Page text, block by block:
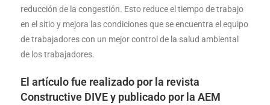
reducción de la congestión. Esto reduce el tiempo de trabajo
en el sitio y mejora las condiciones que se encuentra el equipo
de trabajadores con un mejor control de la salud ambiental
de los trabajadores.
El artículo fue realizado por la revista
Constructive DIVE y publicado por la AEM